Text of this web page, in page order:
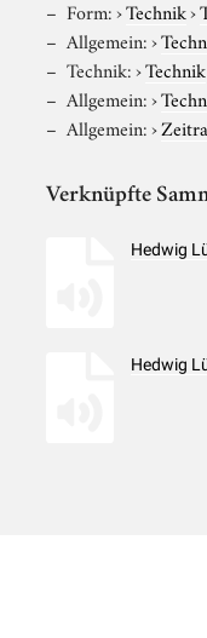
Form:›Technik›
Allgemein:›
Technik:›Technik
Allgemein:›
Allgemein:›
Verknüpfte
Hedwig
Hedwig